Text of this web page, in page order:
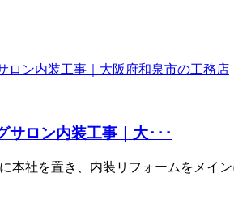
サロン内装工事｜大･･･
本社を置き、内装リフォームをメイ